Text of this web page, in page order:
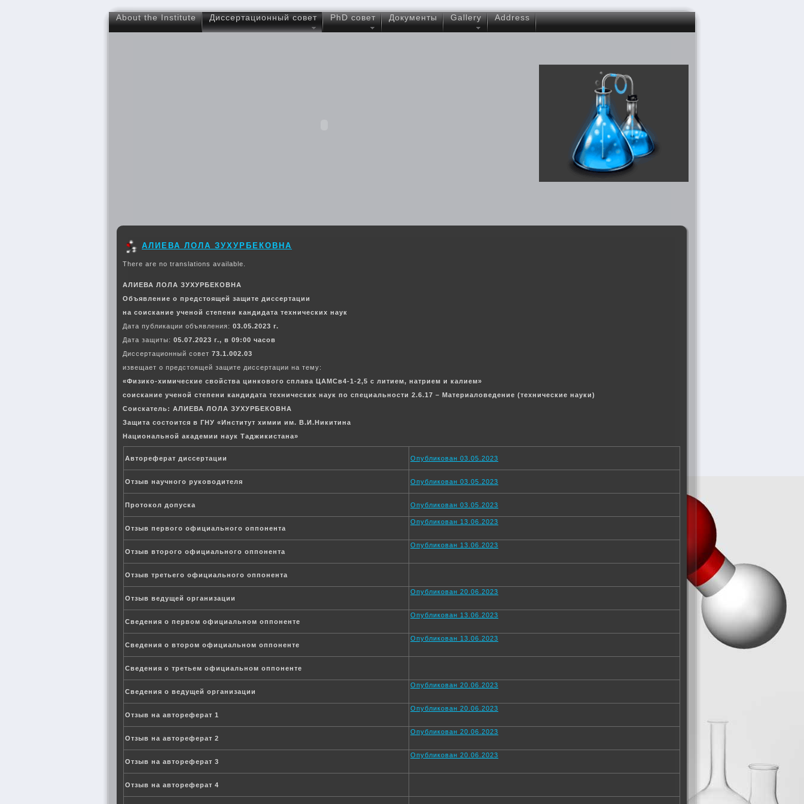
About the Institute Диссертационный совет PhD совет Документы Gallery Address
АЛИЕВА ЛОЛА ЗУХУРБЕКОВНА
There are no translations available.
АЛИЕВА ЛОЛА ЗУХУРБЕКОВНА
Объявление о предстоящей защите диссертации
на соискание ученой степени кандидата технических наук
Дата публикации объявления: 03.05.2023 г.
Дата защиты: 05.07.2023 г., в 09:00 часов
Диссертационный совет 73.1.002.03
извещает о предстоящей защите диссертации на тему:
«Физико-химические свойства цинкового сплава ЦАМСв4-1-2,5 с литием, натрием и калием»
соискание ученой степени кандидата технических наук по специальности 2.6.17 – Материаловедение (технические науки)
Соискатель: АЛИЕВА ЛОЛА ЗУХУРБЕКОВНА
Защита состоится в ГНУ «Институт химии им. В.И.Никитина
Национальной академии наук Таджикистана»
Автореферат диссертации Опубликован 03.05.2023
Отзыв научного руководителя Опубликован 03.05.2023
Протокол допуска Опубликован 03.05.2023
Отзыв первого официального оппонента
Опубликован 13.06.2023
Отзыв второго официального оппонента
Опубликован 13.06.2023
Отзыв третьего официального оппонента
Отзыв ведущей организации
Опубликован 20.06.2023
Сведения о первом официальном оппоненте
Опубликован 13.06.2023
Сведения о втором официальном оппоненте
Опубликован 13.06.2023
Сведения о третьем официальном оппоненте
Сведения о ведущей организации
Опубликован 20.06.2023
Отзыв на автореферат 1
Опубликован 20.06.2023
Отзыв на автореферат 2
Опубликован 20.06.2023
Отзыв на автореферат 3
Опубликован 20.06.2023
Отзыв на автореферат 4